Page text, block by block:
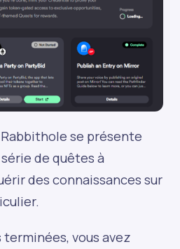
Rabbithole se présente
de quêtes à
des connaissances sur
vous avez